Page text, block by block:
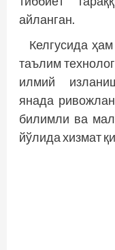
айланган.
Келгусида
таълим
илмий
янада
билимли ва
йўлида хизмат